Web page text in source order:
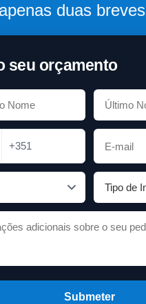
duas breves
seu orçamento
+351
Submeter